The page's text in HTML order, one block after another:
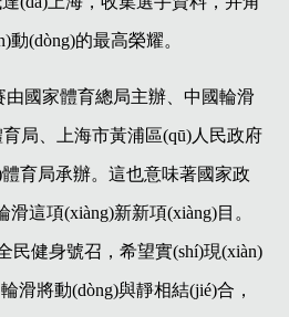
(dòng)的最高榮耀。
國家體育總局主辦、中國輪滑
育局、上海市黃浦區(qū)人民政府
體育局承辦。這也意味著國家政
這項(xiàng)新新項(xiàng)目。
健身號召，希望實(shí)現(xiàn)
輪滑將動(dòng)與靜相結(jié)合，